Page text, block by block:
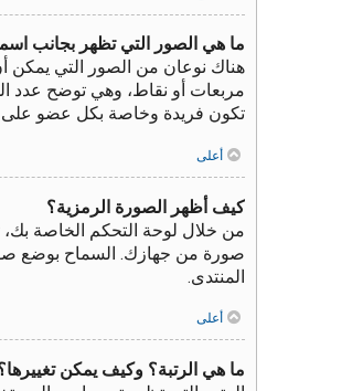
ما هي الصور التي تظهر بجانب
هناك نوعان من الصور التي
مربعات أو نقاط، وهي توضح عدد
تكون فريدة وخاصة بكل عضو
أعلى
كيف أظهر الصورة الرمزية؟
صورة من جهازك. السماح بوضع صور
المنتدى.
أعلى
ما هي الرتبة؟ وكيف يمكن